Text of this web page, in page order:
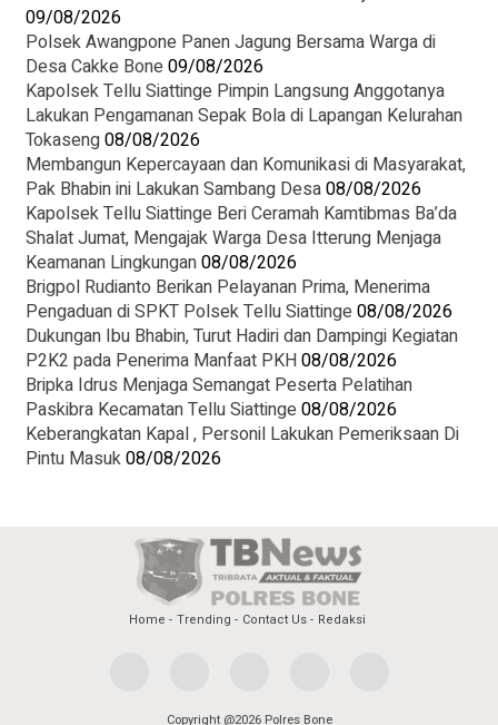
09/08/2026
Polsek Awangpone Panen Jagung Bersama Warga di
Desa Cakke Bone09/08/2026
Kapolsek Tellu Siattinge Pimpin Langsung Anggotanya
Lakukan Pengamanan Sepak Bola di Lapangan Kelurahan
Tokaseng08/08/2026
Membangun Kepercayaan dan Komunikasi di Masyarakat,
Pak Bhabin ini Lakukan Sambang Desa08/08/2026
Kapolsek Tellu Siattinge Beri Ceramah Kamtibmas Ba’da
Shalat Jumat, Mengajak Warga Desa Itterung Menjaga
Keamanan Lingkungan08/08/2026
Brigpol Rudianto Berikan Pelayanan Prima, Menerima
Pengaduan di SPKT Polsek Tellu Siattinge08/08/2026
Dukungan Ibu Bhabin, Turut Hadiri dan Dampingi Kegiatan
P2K2 pada Penerima Manfaat PKH08/08/2026
Bripka Idrus Menjaga Semangat Peserta Pelatihan
Paskibra Kecamatan Tellu Siattinge08/08/2026
Keberangkatan Kapal , Personil Lakukan Pemeriksaan Di
Pintu Masuk08/08/2026
Home Trending Contact Us Redaksi
Copyright @2026 Polres Bone